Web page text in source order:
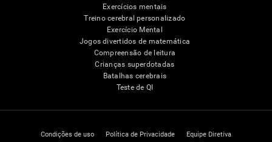
Exercícios mentais
Treino cerebral personalizado
Exercício Mental
Jogos divertidos de matemática
Compreensão de leitura
Crianças superdotadas
Batalhas cerebrais
Teste de QI
Condições de uso Política de Privacidade Equipe Diretiva